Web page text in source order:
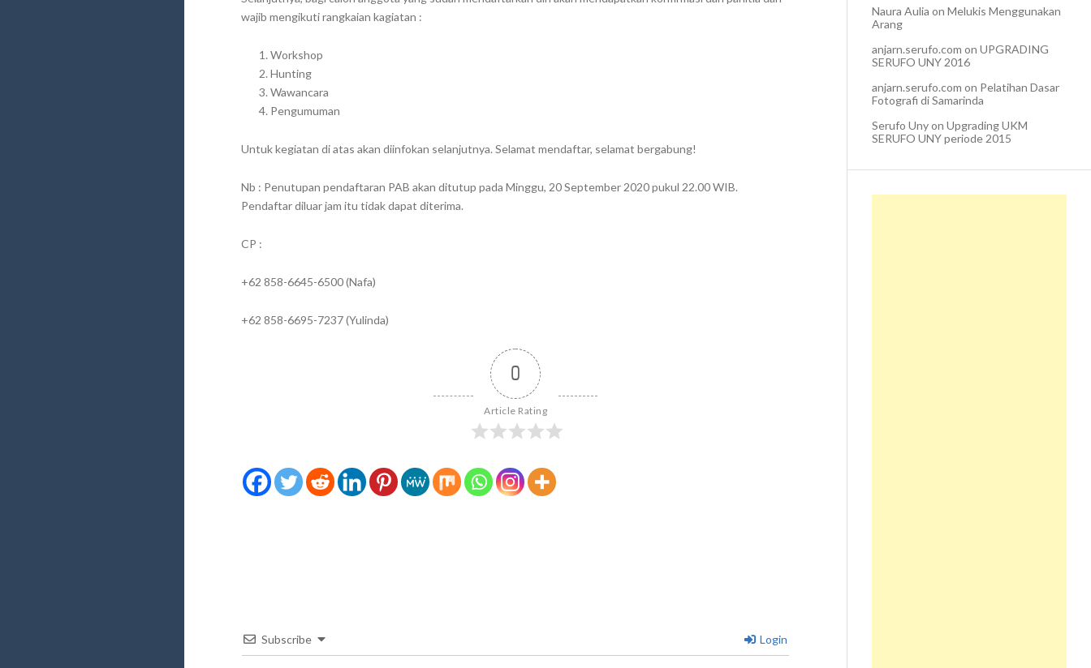
wajib mengikuti rangkaian kagiatan :
Workshop
Hunting
Wawancara
Pengumuman
Untuk kegiatan di atas akan diinfokan selanjutnya. Selamat mendaftar, selamat bergabung!
Nb : Penutupan pendaftaran PAB akan ditutup pada Minggu, 20 September 2020 pukul 22.00 WIB.
Pendaftar diluar jam itu tidak dapat diterima.
CP :
+62 858-6645-6500 (Nafa)
+62 858-6695-7237 (Yulinda)
0
Article Rating
Subscribe Login
Naura Aulia on Melukis Menggunakan
Arang
anjarn.serufo.com on UPGRADING
SERUFO UNY 2016
anjarn.serufo.com on Pelatihan Dasar
Fotografi di Samarinda
Serufo Unyon Upgrading UKM
SERUFO UNY periode 2015